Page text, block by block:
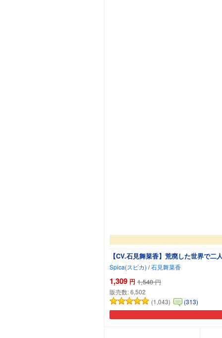
【CV.石見舞菜香】荒廃した世界で
Spica(スピカ) /石見舞菜香
1,309 円 1,540 円
販売数:6,502
(1,043)
(313)